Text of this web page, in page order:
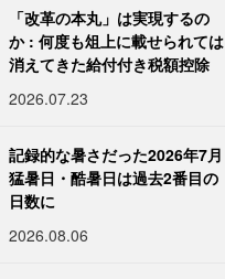
「改革の本丸」は実現するの
か : 何度も俎上に載せられては
消えてきた給付付き税額控除
2026.07.23
記録的な暑さだった2026年7月
猛暑日・酷暑日は過去2番目の
日数に
2026.08.06